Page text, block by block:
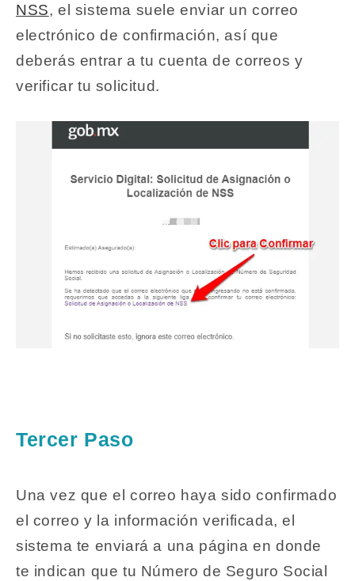
NSS, el sistema suele enviar un correo
electrónico de confirmación, así que
deberás entrar a tu cuenta de correos y
verificar tu solicitud.
Tercer Paso
Una vez que el correo haya sido confirmado
el correo y la información verificada, el
sistema te enviará a una página en donde
te indican que tu Número de Seguro Social